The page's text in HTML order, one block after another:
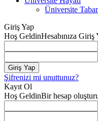
Üniversite
Giriş Yap
Hoş GeldinHesabınıza Giriş
Şifrenizi mi unuttunuz?
Kayıt Ol
Hoş GeldinBir hesap